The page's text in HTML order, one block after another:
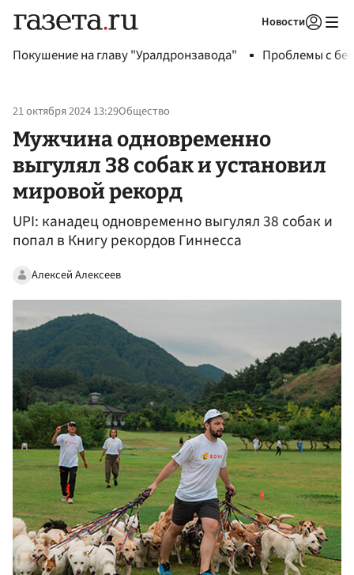
Новости
Покушение на главу "Уралдронзавода" Проблемы с
21 октября 2024 13:29Общество
Мужчина одновременно
выгулял 38 собак и установил
мировой рекорд
UPI: канадец одновременно выгулял 38 собак и
попал в Книгу рекордов Гиннесса
Алексей Алексеев